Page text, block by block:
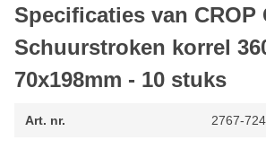
Wilt tussen schuren bij twee lagen lak,
Metaal of kunststof wilt matteren zonder
schuurkrassen achter te laten
Een ruwe ondergrond wilt creëren vóór
P360 Schuurpapier Stroken
Specificaties van CROP
Schuurstroken korrel
70x198mm - 10 stuks
Art. nr. 2767-